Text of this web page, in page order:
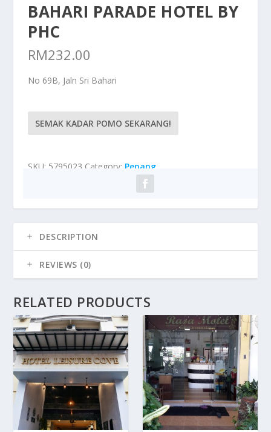
BAHARI PARADE HOTEL BY
PHC
RM232.00
No 69B, Jaln Sri Bahari
SEMAK KADAR POMO SEKARANG!
SKU: 5795023 Category: Penang
DESCRIPTION
REVIEWS (0)
RELATED PRODUCTS